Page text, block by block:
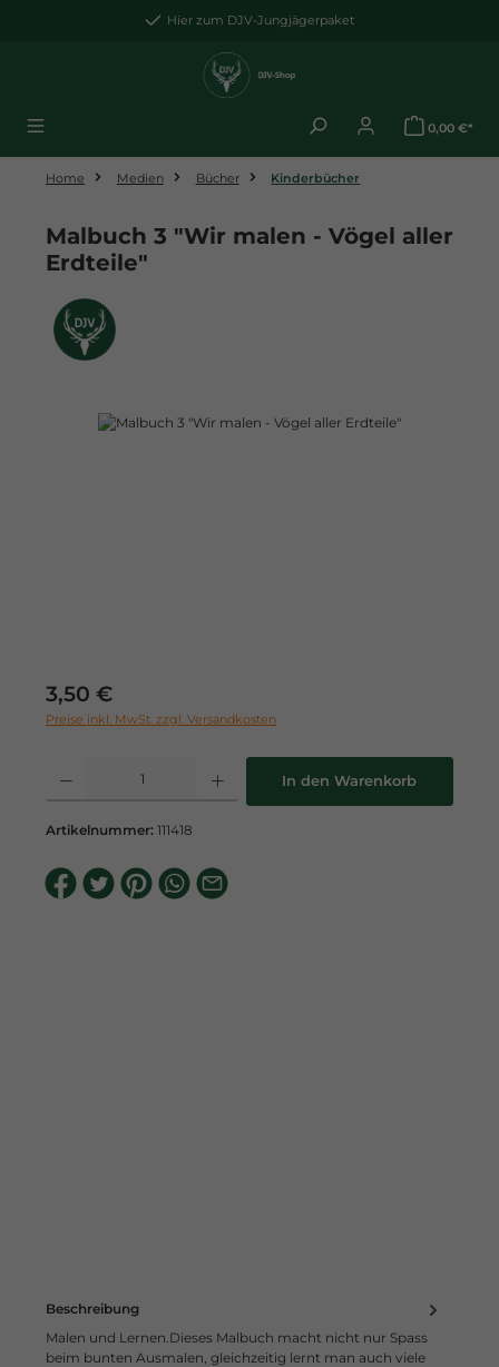
Zum Hauptinhalt springenHier zum DJV-Jungjägerpaket
0,00 €*
Home Medien Bücher Kinderbücher
Malbuch 3 "Wir malen - Vögel aller
Erdteile"
Bildergalerie überspringen
Regulärer Preis:
3,50 €
Preise inkl. MwSt. zzgl. Versandkosten
In den Warenkorb
Artikelnummer: 111418
Beschreibung
Malen und Lernen.Dieses Malbuch macht nicht nur Spass
beim bunten Ausmalen, gleichzeitig lernt man auch viele